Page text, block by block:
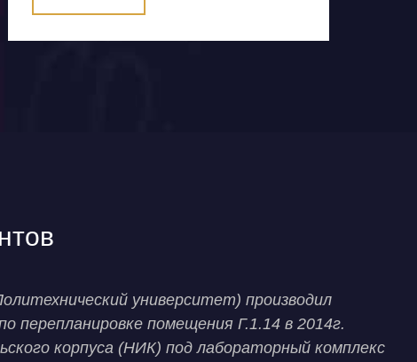
университет) производил
перепланировке помещения Г.1.14 в 2014г.
корпуса (НИК) под лабораторный комплекс